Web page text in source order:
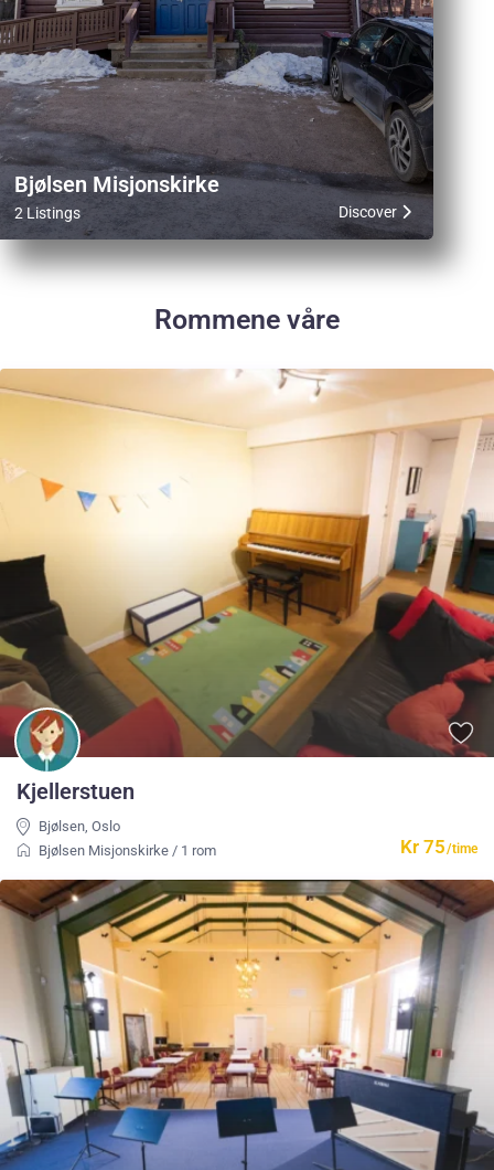
Bjølsen Misjonskirke
2 Listings Discover
Rommene våre
Kr 75/time
Kjellerstuen
Bjølsen ,Oslo
Bjølsen Misjonskirke / 1 rom